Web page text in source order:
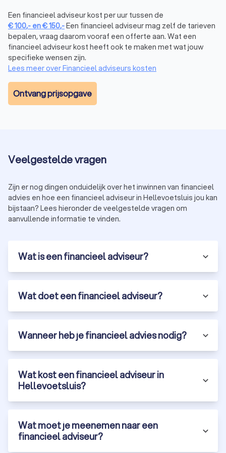
rekening met jouw persoonlijke doelen, je huidige situatie en
je toekomstplannen. Professioneelhypotheekadvies zorgt
ervoor dat je niet alleen nu, maar ook in de toekomst
comfortabel kunt wonen.
Financieel adviseur beleggen in
Hellevoetsluis
Wil je vermogen opbouwen door te beleggen, maar weet je
Je doelen: beleg je voor de korte of lange termijn?
Je huidige financiële situatie en hoeveel je kunt missen.
beleggingsproducten, zoals aandelen, obligaties of fondsen,
en zorgt dat je een evenwichtige portefeuille opbouwt. Neem
vandaag nog contact op met eenbeleggingsadviseur
Hellevoetsluis en begin met het opbouwen van je financiële
Hellevoetsluis
Belastingen zijn complex en hebben een grote impact op je
financiële situatie. Een financieel adviseur helpt je
belastingvoordelen te benutten en onnodige kosten te
hypotheekrenteaftrek of giften.
pensioenopbouw of beleggen.
Ondersteuning bij belastingaangifte of het vermijden
van dubbele belasting bij internationaal inkomen.
Bekijk onzetop 10 belastingadviseurs
je belastingszaken professioneel regelen door een erkend
Erf- en schenkingsadvies in Hellevoetsluis
Een financieel adviseur kost per uur tussen de
€100,- en€150,-Een financieel adviseur mag zelf de tarieven
bepalen, vraag daarom vooraf een offerte aan. Wat een
financieel adviseur kost heeft ook te maken met wat jouw
specifieke wensen zijn.
Lees meer over Financieel adviseurs kosten
Ontvang prijsopgave
Veelgestelde vragen
Zijn er nog dingen onduidelijk over het inwinnen van financieel
advies en hoe een financieel adviseur in Hellevoetsluis jou kan
bijstaan? Lees hieronder de veelgestelde vragen om
aanvullende informatie te vinden.
Wat is een financieel adviseur?
Wat doet een financieel adviseur?
Wanneer heb je financieel advies nodig?
Wat kost een financieel adviseur in
Hellevoetsluis?
Wat moet je meenemen naar een
financieel adviseur?